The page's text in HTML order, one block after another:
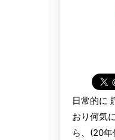
日常的に
おり何気
ら、(20